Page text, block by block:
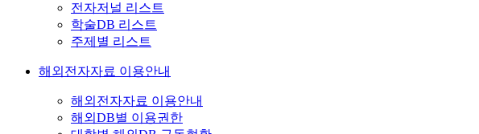
전자저널 리스트
학술DB 리스트
주제별 리스트
해외전자자료 이용안내
해외전자자료 이용안내
해외DB별 이용권한